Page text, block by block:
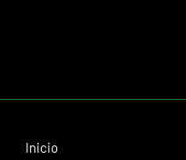
Inicio